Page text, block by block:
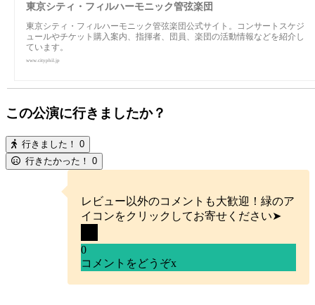
東京シティ・フィルハーモニック管弦楽団
東京シティ・フィルハーモニック管弦楽団公式サイト。コンサートスケジ
ュールやチケット購入案内、指揮者、団員、楽団の活動情報などを紹介し
ています。
www.cityphil.jp
この公演に行きましたか？
行きました！ 0
行きたかった！ 0
レビュー以外のコメントも大歓迎！緑のア
イコンをクリックしてお寄せください➤
0
コメントをどうぞx